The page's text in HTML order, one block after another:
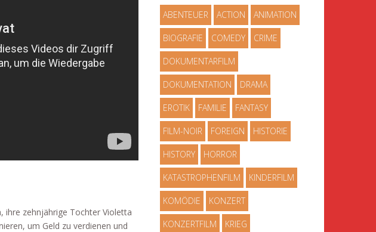
ihre zehnjährige Tochter Violetta
um Geld zu verdienen und
ABENTEUER ACTION ANIMATION
BIOGRAFIE COMEDY CRIME
DOKUMENTARFILM
DOKUMENTATION DRAMA
EROTIK FAMILIE FANTASY
FILM-NOIR FOREIGN HISTORIE
HISTORY HORROR
KATASTROPHENFILM KINDERFILM
KOMÖDIE KONZERT
KONZERTFILM KRIEG